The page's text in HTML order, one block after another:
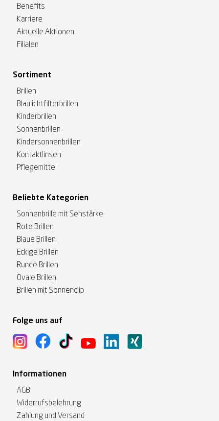
Benefits
Karriere
Aktuelle Aktionen
Filialen
Sortiment
Brillen
Blaulichtfilterbrillen
Kinderbrillen
Sonnenbrillen
Kindersonnenbrillen
Kontaktlinsen
Pflegemittel
Beliebte Kategorien
Sonnenbrille mit Sehstärke
Rote Brillen
Blaue Brillen
Eckige Brillen
Runde Brillen
Ovale Brillen
Brillen mit Sonnenclip
Folge uns auf
Informationen
AGB
Widerrufsbelehrung
Zahlung und Versand